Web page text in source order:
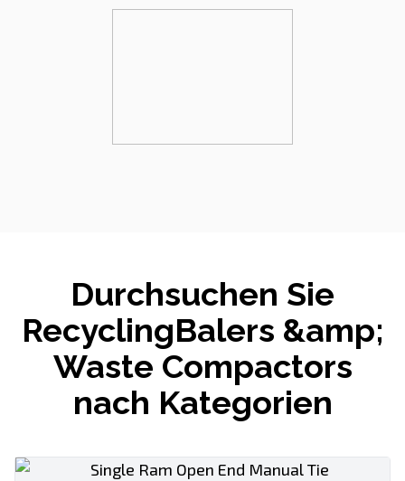
Durchsuchen Sie
RecyclingBalers &amp;
Waste Compactors
nach Kategorien